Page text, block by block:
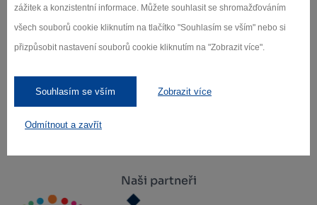
zážitek a konzistentní informace. Můžete souhlasit se shromažďováním
všech souborů cookie kliknutím na tlačítko "Souhlasím se vším" nebo si
přizpůsobit nastavení souborů cookie kliknutím na "Zobrazit více".
Souhlasím se vším Zobrazit více
Odmítnout a zavřít
Záleží nám na ochraně osobních údajů.
Naši partneři